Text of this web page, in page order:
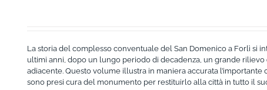
La storia del complesso conventuale del San Domenico a Forlì si
ultimi anni, dopo un lungo periodo di decadenza, un grande
adiacente. Questo volume illustra in maniera accurata
sono presi cura del monumento per restituirlo alla città in tutto il